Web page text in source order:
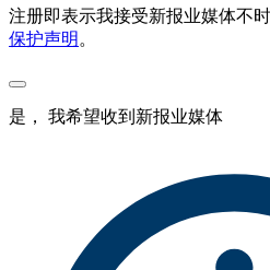
注册即表示我接受新报业媒体不
保护声明。
是， 我希望收到新报业媒体